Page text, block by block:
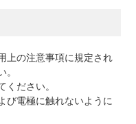
上の注意事項に規定され
ださい。
び電極に触れないように